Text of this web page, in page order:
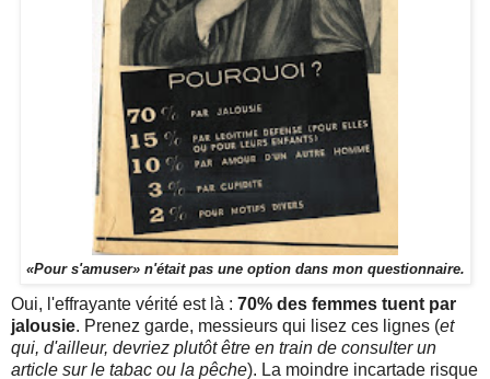
«Pour s'amuser» n'était pas une option dans mon questionnaire.
Oui, l'effrayante vérité est là : 70% des femmes tuent par
jalousie. Prenez garde, messieurs qui lisez ces lignes (et
qui, d'ailleur, devriez plutôt être en train de consulter un
article sur le tabac ou la pêche). La moindre incartade risque